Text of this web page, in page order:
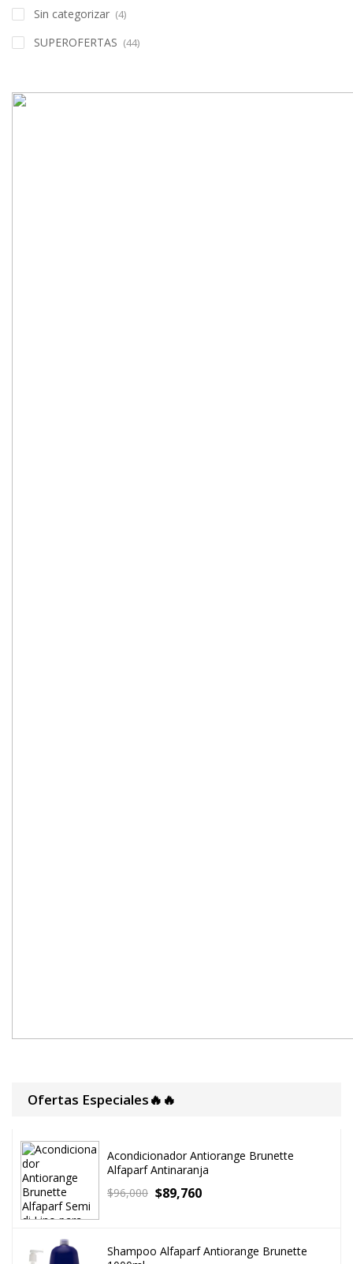
Sin categorizar (4)
SUPEROFERTAS (44)
Ofertas Especiales🔥🔥
Acondicionador Antiorange Brunette
Alfaparf Antinaranja
$96,000 $89,760
Shampoo Alfaparf Antiorange Brunette